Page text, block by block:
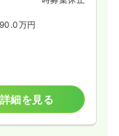
万円
詳細を見る